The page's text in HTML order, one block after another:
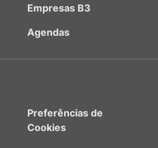
Empresas B3
Agendas
Preferências de
Cookies